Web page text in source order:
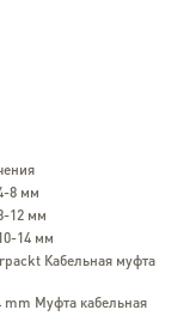
8 мм
12 мм
14 мм
Кабельная муфта
Муфта кабельная